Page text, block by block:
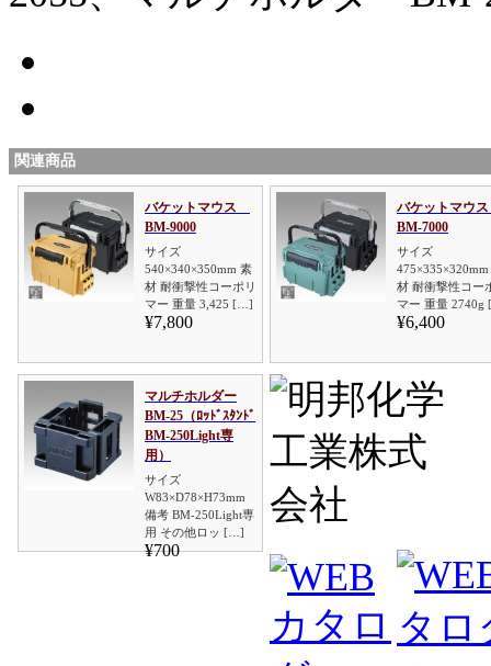
関連商品
バケットマウス
BM-9000
サイズ
540×340×350mm 素
材 耐衝撃性コーポリ
マー 重量 3,425 […]
¥7,800
バケットマウ
BM-7000
サイズ
475×335×320mm
材 耐衝撃性コー
マー 重量
¥6,400
マルチホルダー
BM-25（ﾛｯﾄﾞｽﾀﾝﾄﾞ
BM-250Light専
用）
サイズ
W83×D78×H73mm
備考 BM-250Light専
用 その他ロッ […]
¥700